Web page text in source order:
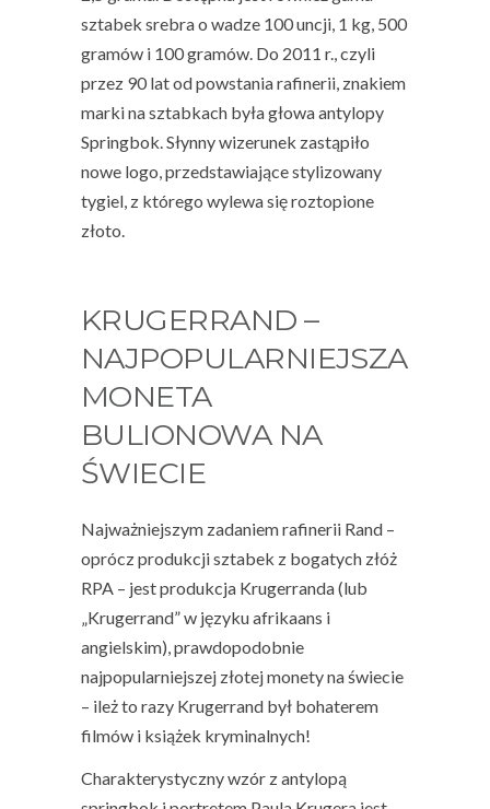
sztabek srebra o wadze 100 uncji, 1 kg, 500
gramów i 100 gramów. Do 2011 r., czyli
przez 90 lat od powstania rafinerii, znakiem
marki na sztabkach była głowa antylopy
Springbok. Słynny wizerunek zastąpiło
nowe logo, przedstawiające stylizowany
tygiel, z którego wylewa się roztopione
złoto.
KRUGERRAND –
NAJPOPULARNIEJSZA
MONETA
BULIONOWA NA
ŚWIECIE
Najważniejszym zadaniem rafinerii Rand –
oprócz produkcji sztabek z bogatych złóż
RPA – jest produkcja Krugerranda (lub
„Krugerrand” w języku afrikaans i
angielskim), prawdopodobnie
najpopularniejszej złotej monety na świecie
– ileż to razy Krugerrand był bohaterem
filmów i książek kryminalnych!
Charakterystyczny wzór z antylopą